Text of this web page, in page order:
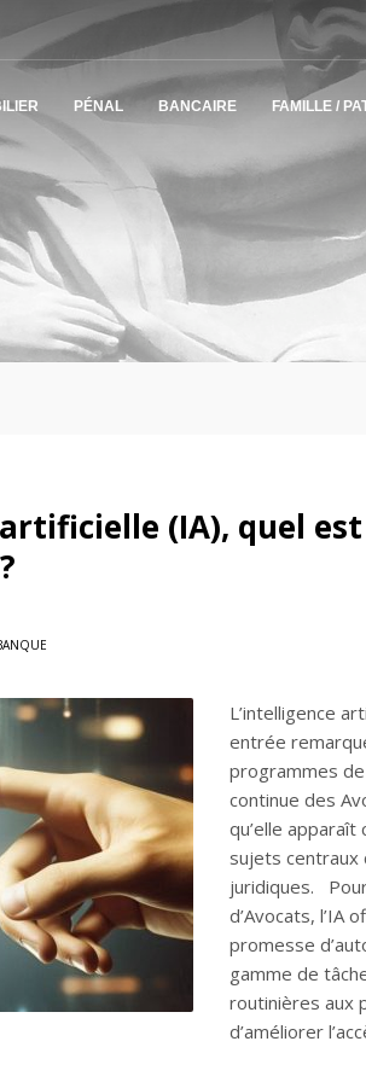
PÉNAL BANCAIRE FAMILLE /
(IA), quel
L’intelligence
entrée
programmes
continue des
qu’elle apparaît
sujets centraux
juridiques.
d’Avocats, l’IA
promesse
gamme de
routinières aux
d’améliorer